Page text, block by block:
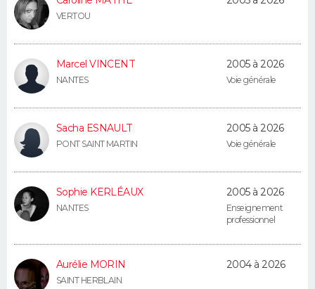
VERTOU
Marcel VINCENT
NANTES
2005 à 2026
Voie générale
Sacha ESNAULT
PONT SAINT MARTIN
2005 à 2026
Voie générale
Sophie KERLÉAUX
NANTES
2005 à 2026
Enseignement
professionnel
Aurélie MORIN
SAINT HERBLAIN
2004 à 2026